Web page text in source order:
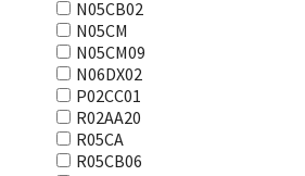
N05CB02
N05CM
N05CM09
N06DX02
P02CC01
R02AA20
R05CA
R05CB06